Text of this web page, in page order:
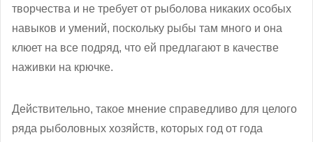
творчества и не требует от рыболова никаких особых
навыков и умений, поскольку рыбы там много и она
клюет на все подряд, что ей предлагают в качестве
наживки на крючке.
Действительно, такое мнение справедливо для целого
ряда рыболовных хозяйств, которых год от года